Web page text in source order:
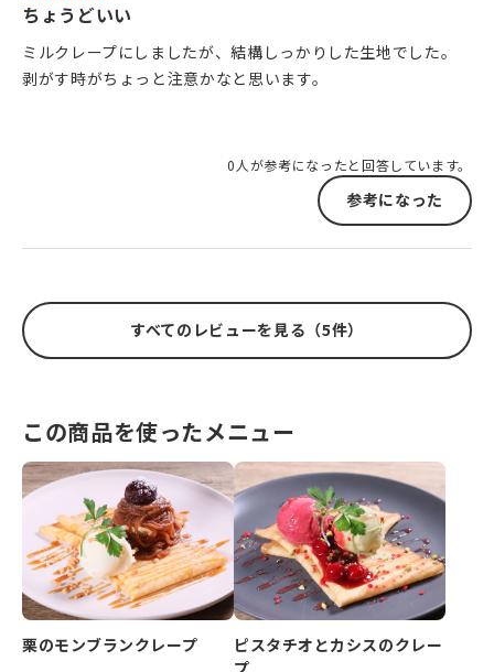
ちょうどいい
ミルクレープにしましたが、結構しっかりした生地でした。
剥がす時がちょっと注意かなと思います。
0人が参考になったと回答しています。
参考になった
すべてのレビューを見る（5件）
この商品を使ったメニュー
栗のモンブランクレープ
ピスタチオとカシスのクレー
プ